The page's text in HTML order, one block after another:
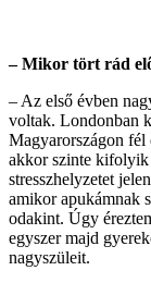
– Mikor tört rád
– Az első évben
voltak. Londonban
Magyarországon fél
akkor szinte
stresszhelyzetet
amikor apukámnak
odakint. Úgy
egyszer majd
nagyszüleit.